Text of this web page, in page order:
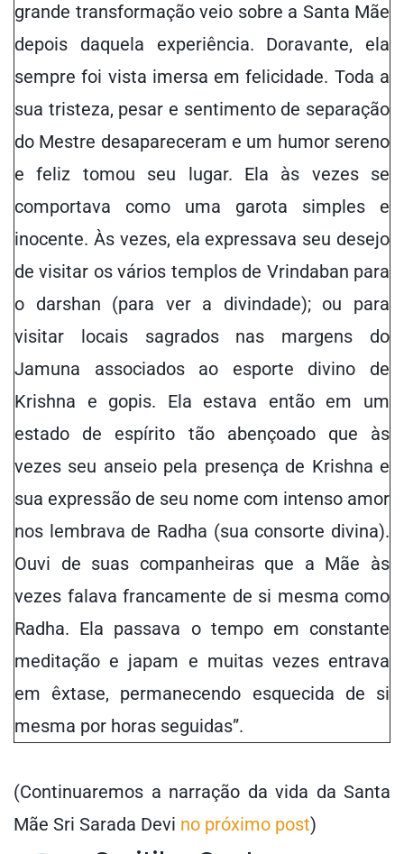
grande transformação veio sobre a Santa Mãe
depois daquela experiência. Doravante, ela
sempre foi vista imersa em felicidade. Toda a
sua tristeza, pesar e sentimento de separação
do Mestre desapareceram e um humor sereno
e feliz tomou seu lugar. Ela às vezes se
comportava como uma garota simples e
inocente. Às vezes, ela expressava seu desejo
de visitar os vários templos de Vrindaban para
o darshan (para ver a divindade); ou para
visitar locais sagrados nas margens do
Jamuna associados ao esporte divino de
Krishna e gopis. Ela estava então em um
estado de espírito tão abençoado que às
vezes seu anseio pela presença de Krishna e
sua expressão de seu nome com intenso amor
nos lembrava de Radha (sua consorte divina).
Ouvi de suas companheiras que a Mãe às
vezes falava francamente de si mesma como
Radha. Ela passava o tempo em constante
meditação e japam e muitas vezes entrava
em êxtase, permanecendo esquecida de si
mesma por horas seguidas”.
(Continuaremos a narração da vida da Santa
Mãe Sri Sarada Devi no próximo post)